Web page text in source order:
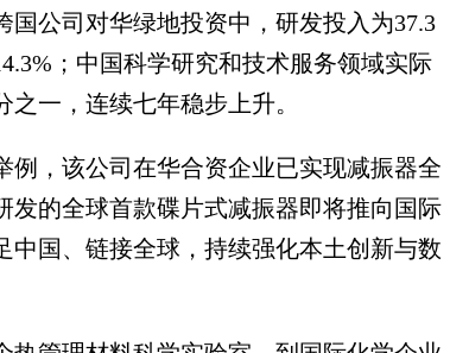
公司对华绿地投资中，研发投入为37.3
；中国科学研究和技术服务领域实际
一，连续七年稳步上升。
，该公司在华合资企业已实现减振器全
的全球首款碟片式减振器即将推向国际
国、链接全球，持续强化本土创新与数